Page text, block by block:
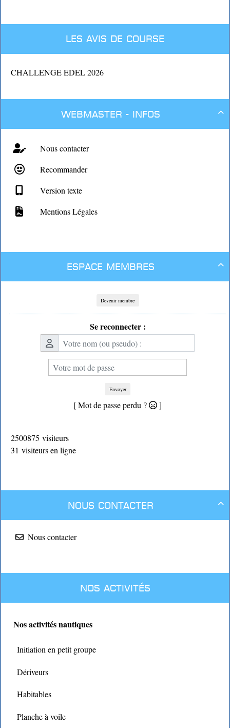
Les avis de course
CHALLENGE EDEL 2026

Webmaster - Infos
Nous contacter
Recommander
Version texte
Mentions Légales

Espace membres
Devenir membre
Se reconnecter :
Envoyer
[ Mot de passe perdu ? ]
2500875 visiteurs
31 visiteurs en ligne

Nous contacter
Nous contacter
Nos activités
Nos activités nautiques
Initiation en petit groupe
Dériveurs
Habitables
Planche à voile